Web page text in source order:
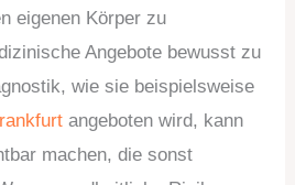
eigenen Körper zu
Angebote bewusst zu
wie sie beispielsweise
angeboten wird, kann
machen, die sonst